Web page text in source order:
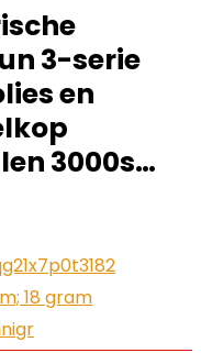
3-serie
en
3000s…
18 gram